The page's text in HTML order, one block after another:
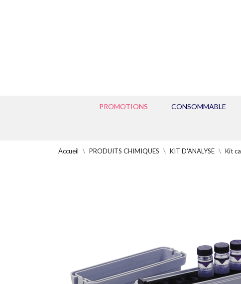
PROMOTIONS CONSOMMABLE
Accueil PRODUITS CHIMIQUES KIT D'ANALYSE Kit